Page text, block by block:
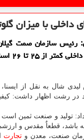
داخلی با میزان
رئیس سازمان صمت
شال به نقل از
تولید و صنعت ثمین
باشد، قطعاٌ مقدس و
صنعت، معدن و تجارت